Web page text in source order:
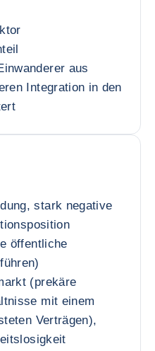
aus
Integration in den
stark negative
öffentliche
(prekäre
mit einem
Verträgen),